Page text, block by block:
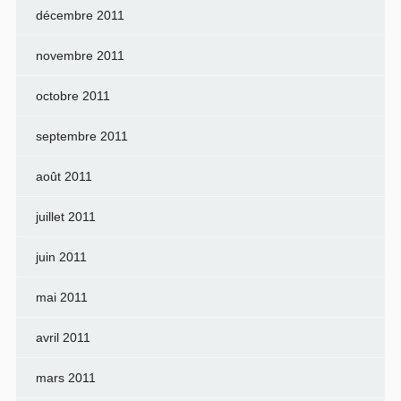
décembre 2011
novembre 2011
octobre 2011
septembre 2011
août 2011
juillet 2011
juin 2011
mai 2011
avril 2011
mars 2011